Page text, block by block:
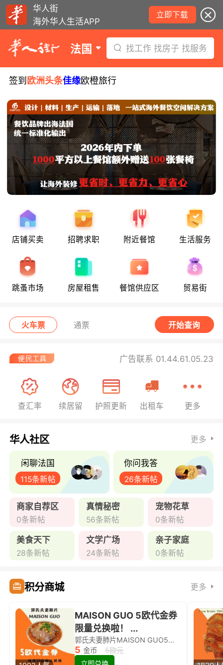
华人街
海外华人生活APP
立即下载
法国 找工作 找房子 找服务
签到 欧洲头条佳缘欧橙旅行
店铺买卖 招聘求职 附近餐馆 生活服务
跳蚤市场 房屋租售 餐馆供应区 贸易街
火车票 通票 开始查询
广告联系 01.44.61.05.23
查汇率 续居留 护照更新 出租车 更多
华人社区 更多
闲聊法国
115条新帖
你问我答
26条新帖
商家自荐区
0条新帖
真情秘密
56条新帖
宠物花草
0条新帖
美食天下
28条新帖
文学广场
24条新帖
亲子家庭
0条新帖
积分商城 更多
MAISON GUO 5欧代金券
限量兑换啦！ ...
郭氏夫妻肺片MAISON GUO5欧代金券限量兑换啦！
5 金币
5欧元